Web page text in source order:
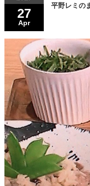
27
Apr
平野レミの